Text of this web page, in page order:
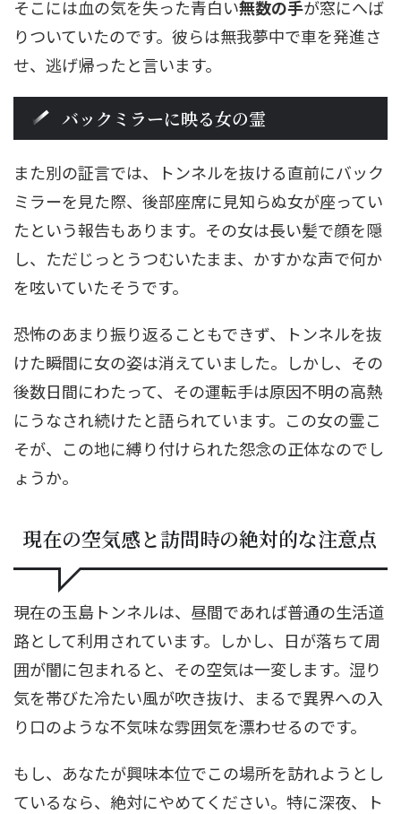
そこには血の気を失った青白い無数の手が窓にへば
りついていたのです。彼らは無我夢中で車を発進さ
せ、逃げ帰ったと言います。
バックミラーに映る女の霊
また別の証言では、トンネルを抜ける直前にバック
ミラーを見た際、後部座席に見知らぬ女が座ってい
たという報告もあります。その女は長い髪で顔を隠
し、ただじっとうつむいたまま、かすかな声で何か
を呟いていたそうです。
恐怖のあまり振り返ることもできず、トンネルを抜
けた瞬間に女の姿は消えていました。しかし、その
後数日間にわたって、その運転手は原因不明の高熱
にうなされ続けたと語られています。この女の霊こ
そが、この地に縛り付けられた怨念の正体なのでし
ょうか。
現在の空気感と訪問時の絶対的な注意点
現在の玉島トンネルは、昼間であれば普通の生活道
路として利用されています。しかし、日が落ちて周
囲が闇に包まれると、その空気は一変します。湿り
気を帯びた冷たい風が吹き抜け、まるで異界への入
り口のような不気味な雰囲気を漂わせるのです。
もし、あなたが興味本位でこの場所を訪れようとし
ているなら、絶対にやめてください。特に深夜、ト